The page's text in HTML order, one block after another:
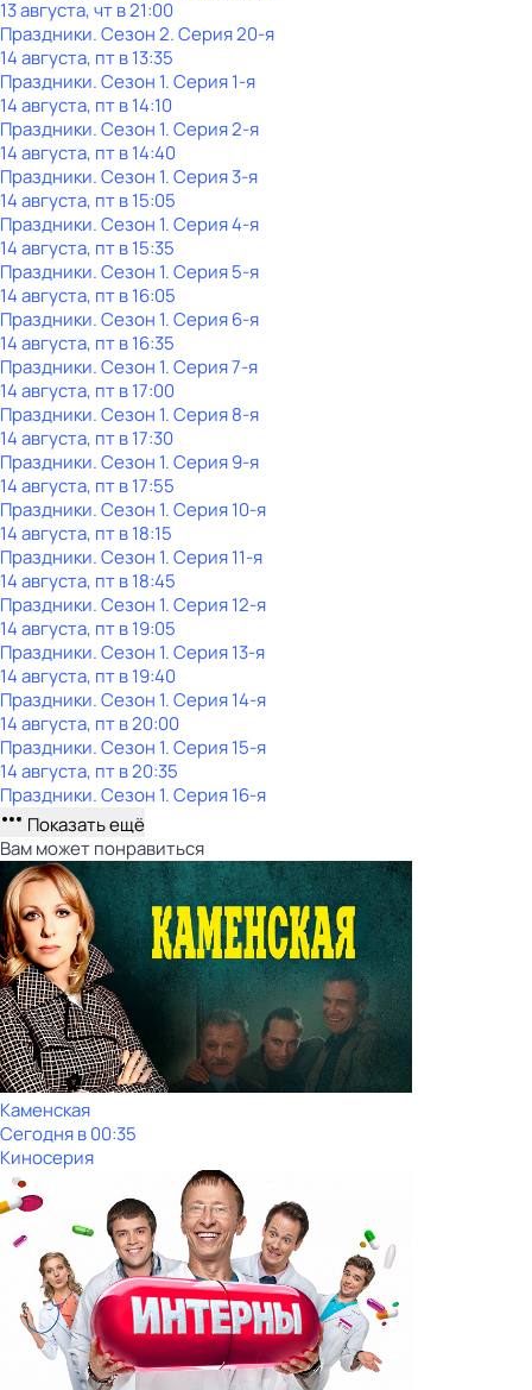
13 августа, чт в 21:00
Праздники. Сезон 2. Серия 20-я
14 августа, пт в 13:35
Праздники. Сезон 1. Серия 1-я
14 августа, пт в 14:10
Праздники. Сезон 1. Серия 2-я
14 августа, пт в 14:40
Праздники. Сезон 1. Серия 3-я
14 августа, пт в 15:05
Праздники. Сезон 1. Серия 4-я
14 августа, пт в 15:35
Праздники. Сезон 1. Серия 5-я
14 августа, пт в 16:05
Праздники. Сезон 1. Серия 6-я
14 августа, пт в 16:35
Праздники. Сезон 1. Серия 7-я
14 августа, пт в 17:00
Праздники. Сезон 1. Серия 8-я
14 августа, пт в 17:30
Праздники. Сезон 1. Серия 9-я
14 августа, пт в 17:55
Праздники. Сезон 1. Серия 10-я
14 августа, пт в 18:15
Праздники. Сезон 1. Серия 11-я
14 августа, пт в 18:45
Праздники. Сезон 1. Серия 12-я
14 августа, пт в 19:05
Праздники. Сезон 1. Серия 13-я
14 августа, пт в 19:40
Праздники. Сезон 1. Серия 14-я
14 августа, пт в 20:00
Праздники. Сезон 1. Серия 15-я
14 августа, пт в 20:35
Праздники. Сезон 1. Серия 16-я
Показать ещё
Вам может понравиться
Каменская
Сегодня в 00:35
Киносерия